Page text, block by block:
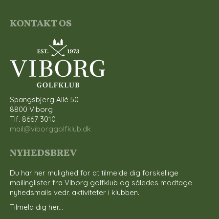
KONTAKT OS
Spangsbjerg Allé 50
8800 Viborg
Tlf. 8667 3010
mail@viborggolfklub.dk
NYHEDSBREV
Du har her mulighed for at tilmelde dig forskellige
mailinglister fra Viborg golfklub og således modtage
nyhedsmails vedr. aktiviteter i klubben.
Tilmeld dig her...